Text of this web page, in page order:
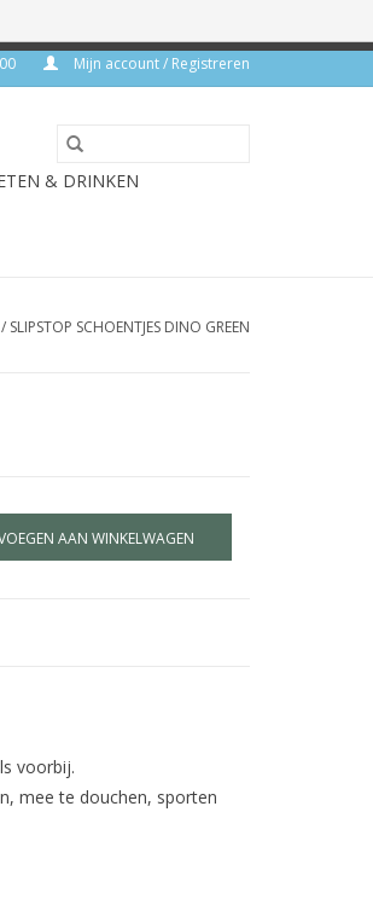
Mijn account / Registreren
& DRINKEN
/ SLIPSTOP SCHOENTJES DINO GREEN
AAN WINKELWAGEN
voorbij.
mee te douchen, sporten